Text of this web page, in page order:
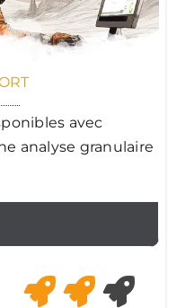
avec
analyse granulaire